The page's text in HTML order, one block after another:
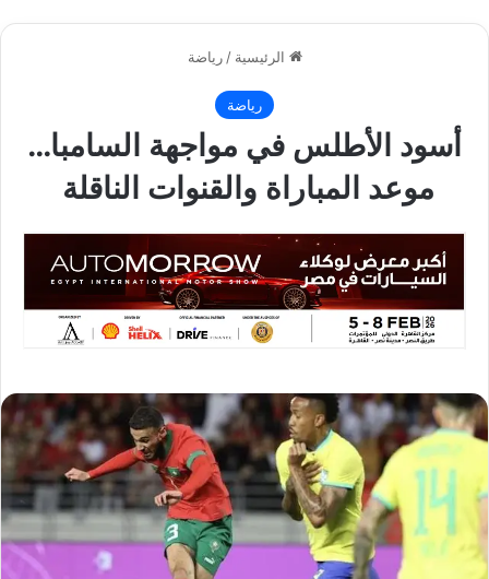
الرئيسية / رياضة
رياضة
أسود الأطلس في مواجهة السامبا…
موعد المباراة والقنوات الناقلة